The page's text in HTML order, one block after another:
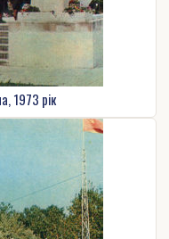
1973 рік